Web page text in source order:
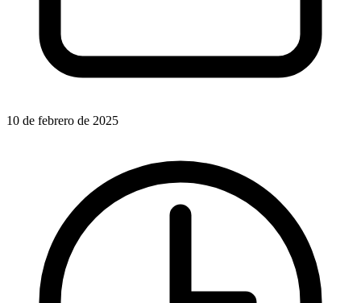
10 de febrero de 2025